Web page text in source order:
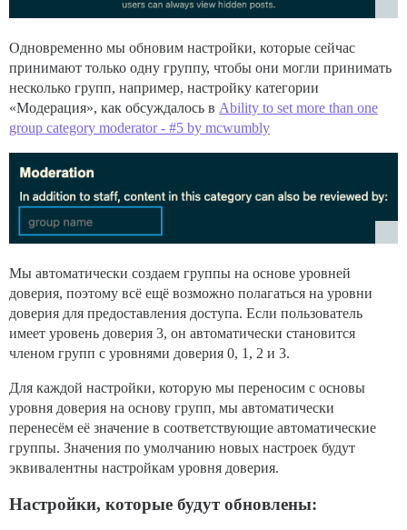
Одновременно мы обновим настройки, которые сейчас
принимают только одну группу, чтобы они могли принимать
несколько групп, например, настройку категории
«Модерация», как обсуждалось в Ability to set more than one
group category moderator - #5 by mcwumbly
Мы автоматически создаем группы на основе уровней
доверия, поэтому всё ещё возможно полагаться на уровни
доверия для предоставления доступа. Если пользователь
имеет уровень доверия 3, он автоматически становится
членом групп с уровнями доверия 0, 1, 2 и 3.
Для каждой настройки, которую мы переносим с основы
уровня доверия на основу групп, мы автоматически
перенесём её значение в соответствующие автоматические
группы. Значения по умолчанию новых настроек будут
эквивалентны настройкам уровня доверия.
Настройки, которые будут обновлены: